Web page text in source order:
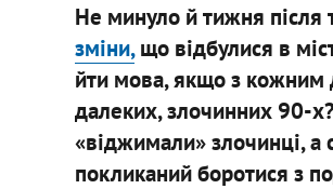
Не минуло й тижня після
зміни,що відбулися в
йти мова, якщо з кожним
далеких, злочинних 90-
«віджимали» злочинці, а
покликаний боротися з